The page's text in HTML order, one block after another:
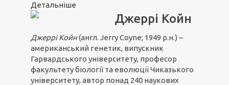
Детальніше
Джеррі Койн
Джеррі Койн(англ. Jerry Coyne; 1949 р.н.) –
американський генетик, випускник
Гарвардського університету, професор
факультету біології та еволюції Чиказького
університету, автор понад 240 наукових